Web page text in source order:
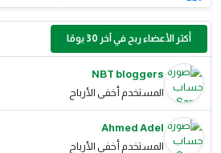
أكثر الأعضاء ربح في آخر 30 يومًا
NBT bloggers
المستخدم أخفى الأرباح
Ahmed Adel
المستخدم أخفى الأرباح